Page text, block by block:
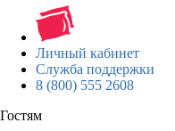
Личный кабинет
Служба поддержки
8 (800) 555 2608
Гостям